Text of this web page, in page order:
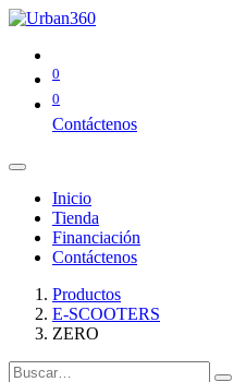
0
0
Contáctenos
Inicio
Tienda
Financiación
Contáctenos
Productos
E-SCOOTERS
ZERO